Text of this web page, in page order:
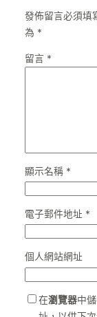
發佈留言必須填
為 *
留言 *
顯示名稱 *
電子郵件地址 *
個人網站網址
在瀏覽器中